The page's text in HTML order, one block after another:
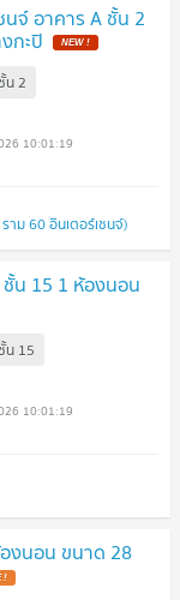
นจ์ อาคาร A ชั้น 2
กะปิ
น2
10:01:19
าม 60 อินเตอร์เชนจ์)
น 15 1 ห้องนอน
น 15
10:01:19
งนอน ขนาด 28